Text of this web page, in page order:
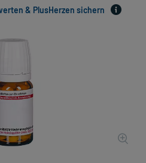
& PlusHerzen sichern